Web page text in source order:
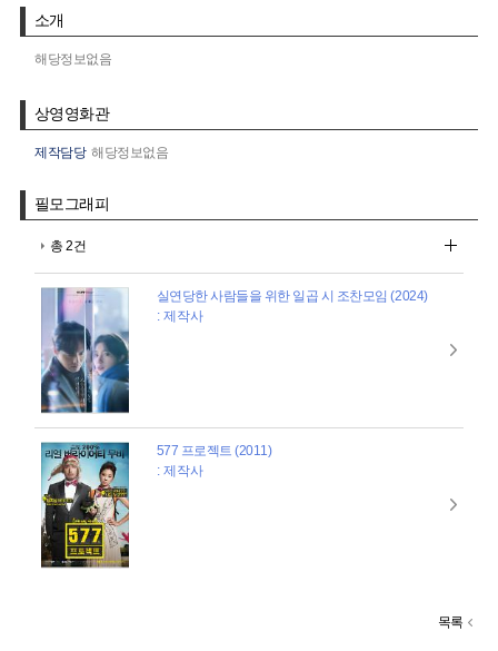
소개
해당정보없음
상영영화관
제작담당 해당정보없음
필모그래피
총 2건
실연당한 사람들을 위한 일곱 시 조찬모임 (2024)
: 제작사
577 프로젝트 (2011)
: 제작사
목록